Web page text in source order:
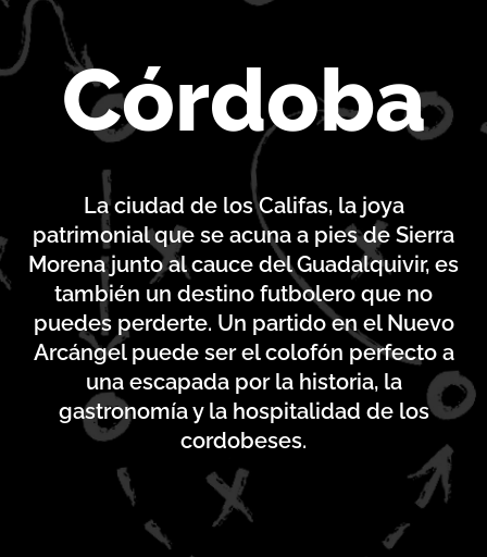
Córdoba
La ciudad de los Califas, la joya
patrimonial que se acuna a pies de Sierra
Morena junto al cauce del Guadalquivir, es
también un destino futbolero que no
puedes perderte. Un partido en el Nuevo
Arcángel puede ser el colofón perfecto a
una escapada por la historia, la
gastronomía y la hospitalidad de los
cordobeses.